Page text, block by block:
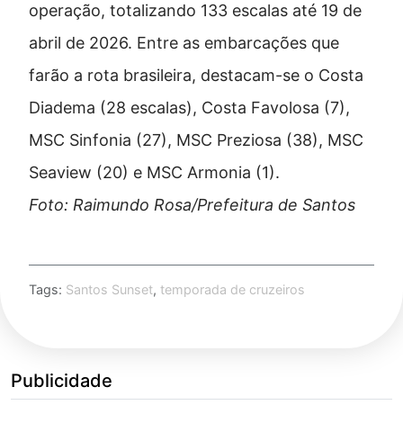
operação, totalizando 133 escalas até 19 de
abril de 2026. Entre as embarcações que
farão a rota brasileira, destacam-se o Costa
Diadema (28 escalas), Costa Favolosa (7),
MSC Sinfonia (27), MSC Preziosa (38), MSC
Seaview (20) e MSC Armonia (1).
Foto: Raimundo Rosa/Prefeitura de Santos
Tags: Santos Sunset, temporada de cruzeiros
Publicidade